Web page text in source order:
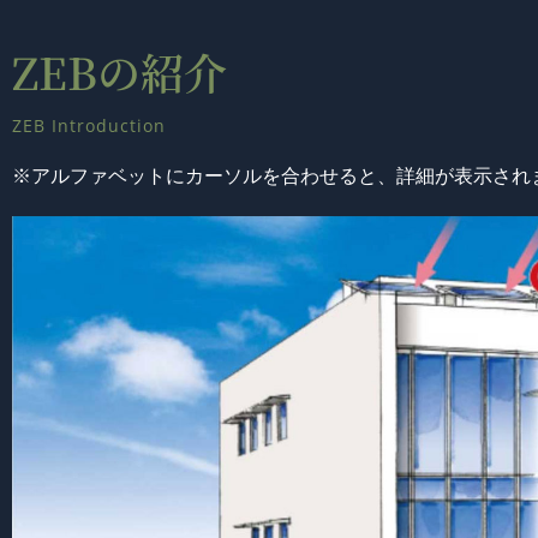
ZEBの紹介
ZEB Introduction
※アルファベットにカーソルを合わせると、詳細が表示され